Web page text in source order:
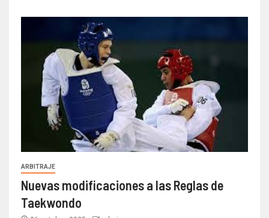
ARBITRAJE
Nuevas modificaciones a las Reglas de
Taekwondo